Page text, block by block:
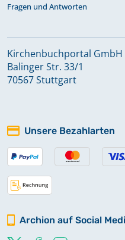
Fragen und Antworten
Kirchenbuchportal GmbH
Balinger Str. 33/1
70567 Stuttgart
Unsere Bezahlarten
Archion auf Social